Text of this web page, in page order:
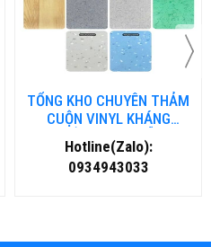
TỔNG KHO CHUYÊN THẢM
CUỘN VINYL KHÁNG
KHUẨN TẠI ĐÀ NẴNG
Hotline(Zalo):
0934943033